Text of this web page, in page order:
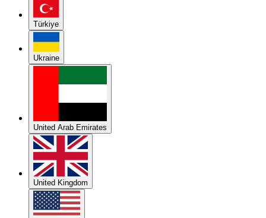
Türkiye
Ukraine
United Arab Emirates
United Kingdom